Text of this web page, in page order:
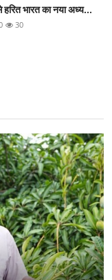
भारत का नया अध्य...
30